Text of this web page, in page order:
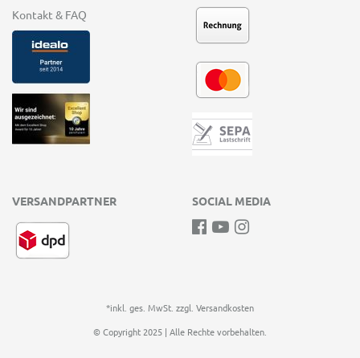
Kontakt & FAQ
VERSANDPARTNER SOCIAL MEDIA
*inkl. ges. MwSt. zzgl. Versandkosten
© Copyright 2025 | Alle Rechte vorbehalten.